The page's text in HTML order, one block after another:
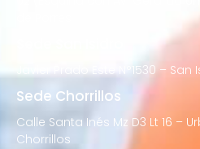
Javier Prado Este N°1530 – San
Sede Chorrillos
Calle Santa Inés Mz D3 Lt 16 –
Chorrillos